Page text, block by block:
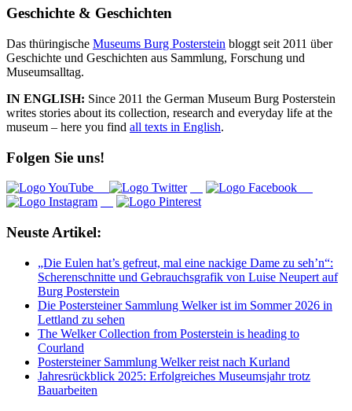
Geschichte & Geschichten
Das thüringische Museums Burg Posterstein bloggt seit 2011 über
Geschichte und Geschichten aus Sammlung, Forschung und
Museumsalltag.
IN ENGLISH: Since 2011 the German Museum Burg Posterstein
writes stories about its collection, research and everyday life at the
museum – here you find all texts in English.
Folgen Sie uns!
Neuste Artikel:
„Die Eulen hat’s gefreut, mal eine nackige Dame zu seh’n“:
Scherenschnitte und Gebrauchsgrafik von Luise Neupert auf
Burg Posterstein
Die Postersteiner Sammlung Welker ist im Sommer 2026 in
Lettland zu sehen
The Welker Collection from Posterstein is heading to
Courland
Postersteiner Sammlung Welker reist nach Kurland
Jahresrückblick 2025: Erfolgreiches Museumsjahr trotz
Bauarbeiten